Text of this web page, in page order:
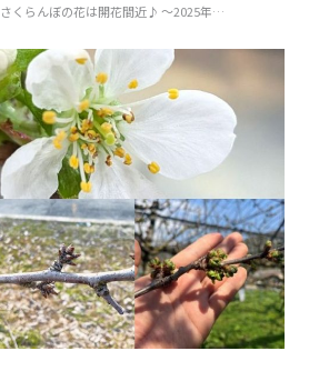
さくらんぼの花は開花間近♪ ～2025年…